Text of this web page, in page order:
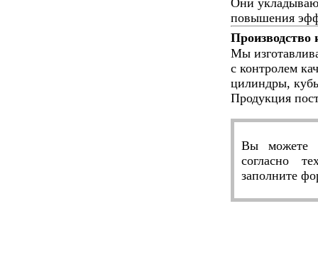
повышения
Производство
Мы
с контролем
цилиндры,
Продукция
Вы можете
согласно
заполните